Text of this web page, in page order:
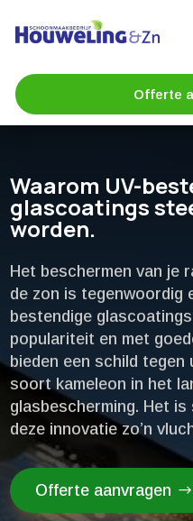
Offerte
Waarom UV-
glascoatings
worden.​
Het beschermen van je
de zon is tegenwoordig
bestendige
populariteit en met
bieden een schild
soort kameleon in het
glasbescherming.​ Het
deze innovatie zo’n
Offerte aanvragen